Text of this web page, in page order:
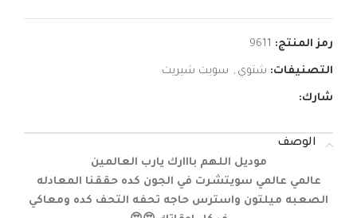
رمز المنتج: 9611
التصنيفات: شتوي , سويت شيريت
شارك:
الوصف
موديل اللهم بااارك يارب العالمين
عالمي عالمي سويتشرت في الجون كده حققنا المعادله
الصعبه ميلتون واسترس حاجه تحفه التحف كده ومعاكي